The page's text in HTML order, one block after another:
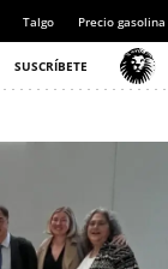
Talgo Precio gasolina